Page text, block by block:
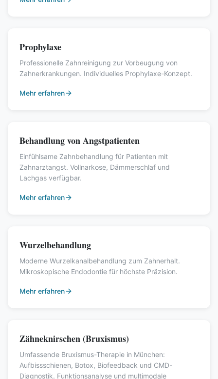
Prophylaxe
Professionelle Zahnreinigung zur Vorbeugung von
Zahnerkrankungen. Individuelles Prophylaxe-Konzept.
Mehr erfahren
Behandlung von Angstpatienten
Einfühlsame Zahnbehandlung für Patienten mit
Zahnarztangst. Vollnarkose, Dämmerschlaf und
Lachgas verfügbar.
Mehr erfahren
Wurzelbehandlung
Moderne Wurzelkanalbehandlung zum Zahnerhalt.
Mikroskopische Endodontie für höchste Präzision.
Mehr erfahren
Zähneknirschen (Bruxismus)
Umfassende Bruxismus-Therapie in München:
Aufbissschienen, Botox, Biofeedback und CMD-
Diagnostik. Funktionsanalyse und multimodale